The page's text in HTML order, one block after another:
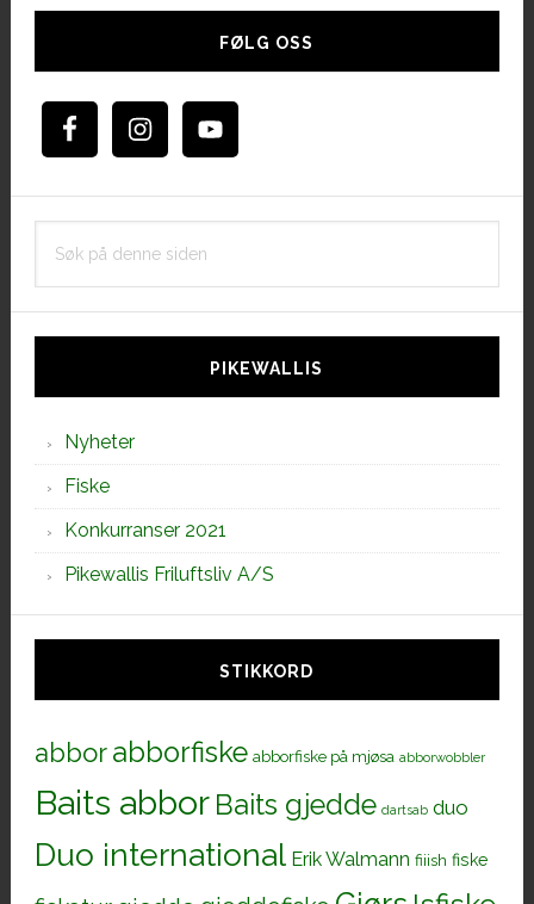
FØLG OSS
PIKEWALLIS
Nyheter
Fiske
Konkurranser 2021
Pikewallis Friluftsliv A/S
STIKKORD
abborabborfiske abborfiske på mjøsa abborwobbler
Baits abbor Baits gjedde dartsab duo
Duo international Erik Walmann fiiish fiske